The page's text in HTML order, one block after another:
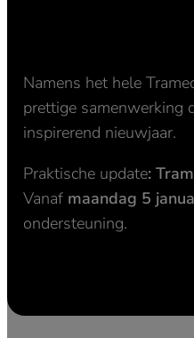
Namens het hele
prettige samenwerking
inspirerend nieuwjaar.
Praktische update:
Vanaf maandag 5
ondersteuning.